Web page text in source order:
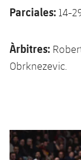
Parciales: 14-
Àrbitres:
Obrknezevic.
Anterior
label.aria.chevronleft